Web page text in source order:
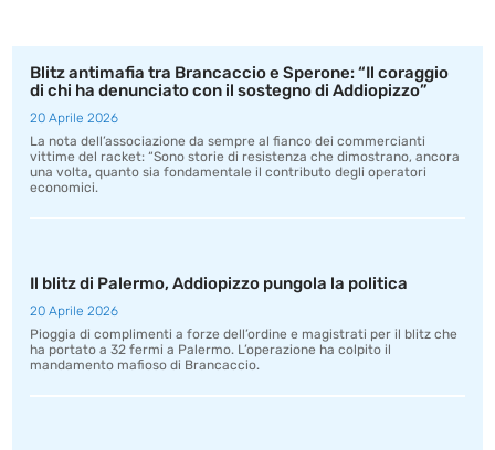
Blitz antimafia tra Brancaccio e Sperone: “Il coraggio
di chi ha denunciato con il sostegno di Addiopizzo”
20 Aprile 2026
La nota dell’associazione da sempre al fianco dei commercianti
vittime del racket: “Sono storie di resistenza che dimostrano, ancora
una volta, quanto sia fondamentale il contributo degli operatori
economici.
Il blitz di Palermo, Addiopizzo pungola la politica
20 Aprile 2026
Pioggia di complimenti a forze dell’ordine e magistrati per il blitz che
ha portato a 32 fermi a Palermo. L’operazione ha colpito il
mandamento mafioso di Brancaccio.